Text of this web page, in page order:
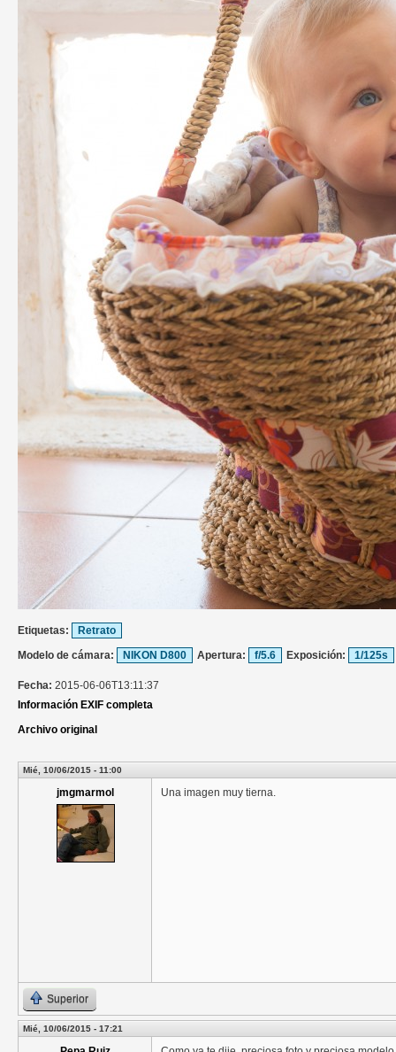
Etiquetas:
Retrato
Modelo de cámara:
NIKON D800 Apertura: f/5.6 Exposición: 1/125s
Fecha: 2015-06-06T13:11:37
Información EXIF completa
Archivo original
Mié, 10/06/2015 - 11:00
jmgmarmol Una imagen muy tierna.
Superior
Mié, 10/06/2015 - 17:21